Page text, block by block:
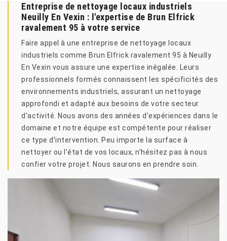
Entreprise de nettoyage locaux industriels
Neuilly En Vexin : l'expertise de Brun Elfrick
ravalement 95 à votre service
Faire appel à une entreprise de nettoyage locaux
industriels comme Brun Elfrick ravalement 95 à Neuilly
En Vexin vous assure une expertise inégalée. Leurs
professionnels formés connaissent les spécificités des
environnements industriels, assurant un nettoyage
approfondi et adapté aux besoins de votre secteur
d'activité. Nous avons des années d’expériences dans le
domaine et notre équipe est compétente pour réaliser
ce type d’intervention. Peu importe la surface à
nettoyer ou l’état de vos locaux, n’hésitez pas à nous
confier votre projet. Nous saurons en prendre soin.